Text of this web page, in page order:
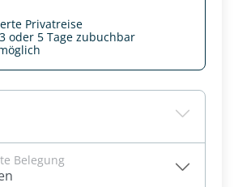
Privatreise
oder 5 Tage zubuchbar
Belegung